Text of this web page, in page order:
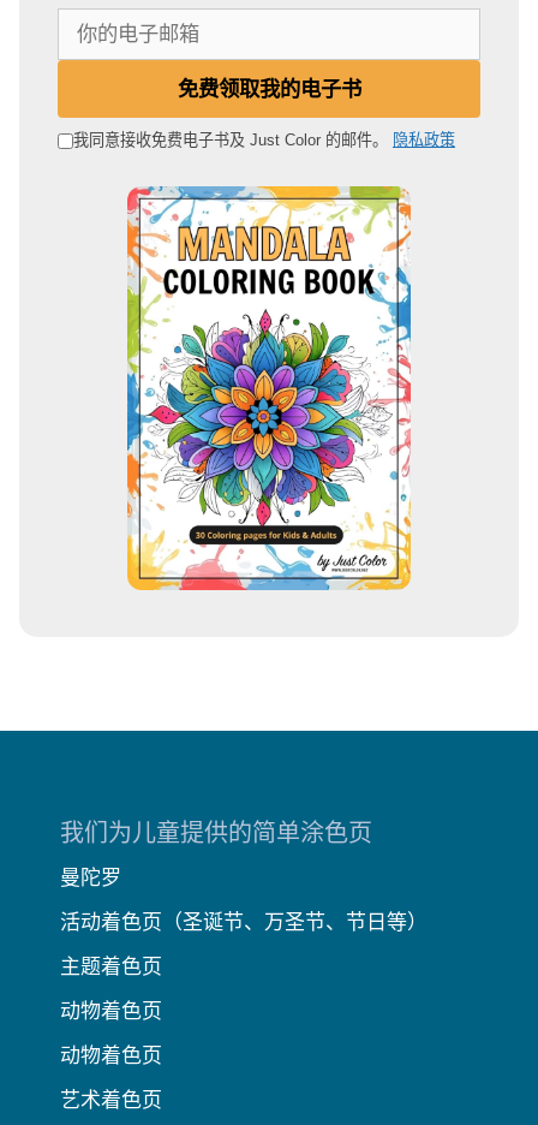
邮
免费领取我的电子书
我同意接收免费电子书及 Just Color 的邮件。 隐私政策
我们为儿童提供的简单涂色页
曼陀罗
活动着色页（圣诞节、万圣节、节日等）
主题着色页
动物着色页
动物着色页
艺术着色页